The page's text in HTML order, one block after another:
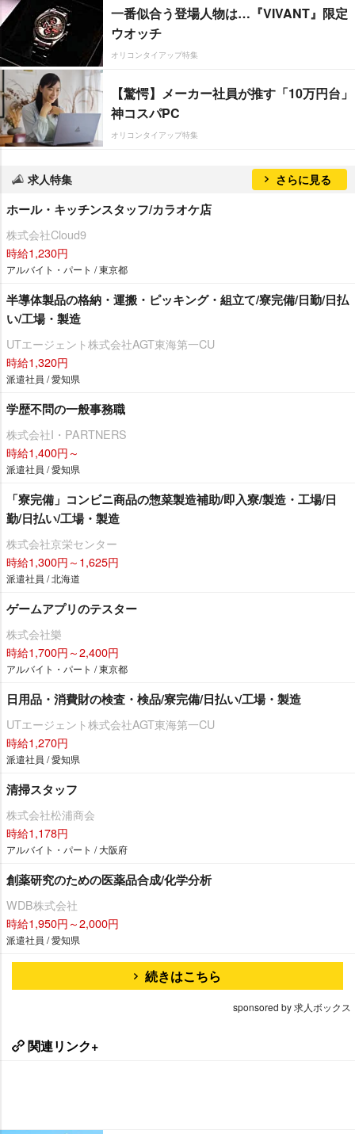
一番似合う登場人物は…『VIVANT』限定
ウオッチ
オリコンタイアップ特集
【驚愕】メーカー社員が推す「10万円台」
神コスパPC
オリコンタイアップ特集
求人特集 さらに見る
ホール・キッチンスタッフ/カラオケ店
株式会社Cloud9
時給1,230円
アルバイト・パート / 東京都
半導体製品の格納・運搬・ピッキング・組立て/寮完備/日勤/日払
い/工場・製造
UTエージェント株式会社AGT東海第一CU
時給1,320円
派遣社員 / 愛知県
学歴不問の一般事務職
株式会社I・PARTNERS
時給1,400円～
派遣社員 / 愛知県
「寮完備」コンビニ商品の惣菜製造補助/即入寮/製造・工場/日
勤/日払い/工場・製造
株式会社京栄センター
時給1,300円～1,625円
派遣社員 / 北海道
ゲームアプリのテスター
株式会社樂
時給1,700円～2,400円
アルバイト・パート / 東京都
日用品・消費財の検査・検品/寮完備/日払い/工場・製造
UTエージェント株式会社AGT東海第一CU
時給1,270円
派遣社員 / 愛知県
清掃スタッフ
株式会社松浦商会
時給1,178円
アルバイト・パート / 大阪府
創薬研究のための医薬品合成/化学分析
WDB株式会社
時給1,950円～2,000円
派遣社員 / 愛知県
続きはこちら
sponsored by 求人ボックス
関連リンク+